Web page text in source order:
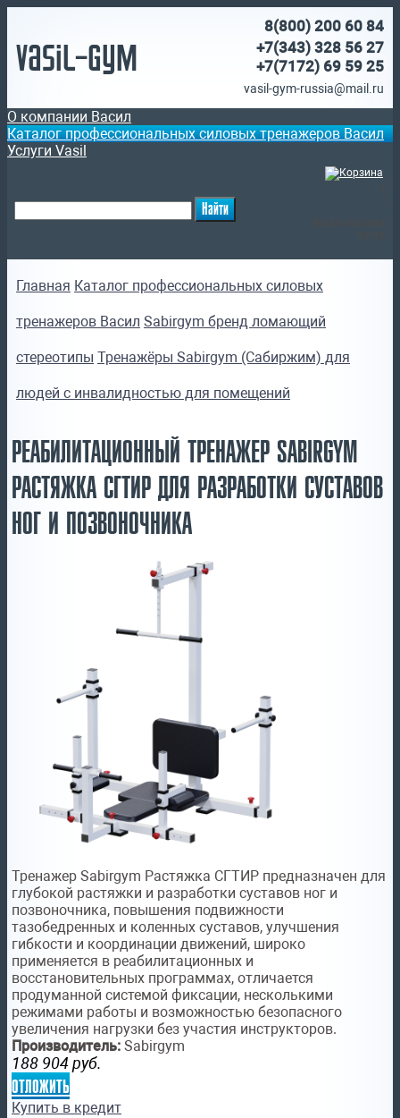
Vasil-Gym
8(800) 200 60 84
+7(343) 328 56 27
+7(7172) 69 59 25
vasil-gym-russia@mail.ru
О компании Васил
Каталог профессиональных силовых тренажеров Васил
Услуги Vasil
Главная Каталог профессиональных силовых
тренажеров Васил Sabirgym бренд ломающий
стереотипы Тренажёры Sabirgym (Сабиржим) для
людей с инвалидностью для помещений
РЕАБИЛИТАЦИОННЫЙ ТРЕНАЖЕР SABIRGYM
РАСТЯЖКА СГТИР ДЛЯ РАЗРАБОТКИ СУСТАВОВ
НОГ И ПОЗВОНОЧНИКА
Тренажер Sabirgym Растяжка СГТИР предназначен для
глубокой растяжки и разработки суставов ног и
позвоночника, повышения подвижности
тазобедренных и коленных суставов, улучшения
гибкости и координации движений, широко
применяется в реабилитационных и
восстановительных программах, отличается
продуманной системой фиксации, несколькими
режимами работы и возможностью безопасного
увеличения нагрузки без участия инструкторов.
Производитель: Sabirgym
188 904 руб.
отложить
Купить в кредит